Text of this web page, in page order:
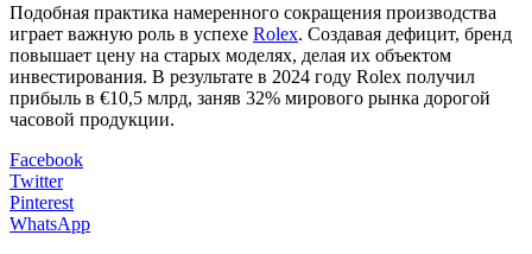
Подобная практика намеренного сокращения производства
играет важную роль в успехе Rolex. Создавая дефицит, бренд
повышает цену на старых моделях, делая их объектом
инвестирования. В результате в 2024 году Rolex получил
прибыль в €10,5 млрд, заняв 32% мирового рынка дорогой
часовой продукции.
Facebook
Twitter
Pinterest
WhatsApp